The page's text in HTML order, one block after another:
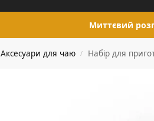
Миттєвий
Аксесуари для чаю / Набір для